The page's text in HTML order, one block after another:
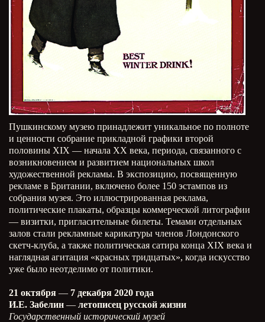
Пушкинскому музею принадлежит уникальное по полноте
и ценности собрание прикладной графики второй
половины XIX — начала XX века, периода, связанного с
возникновением и развитием национальных школ
художественной рекламы. В экспозицию, посвященную
рекламе в Британии, включено более 150 эстампов из
собрания музея. Это иллюстрированная реклама,
политические плакаты, образцы коммерческой литографии
— визитки, пригласительные билеты. Темами отдельных
залов стали рекламные карикатуры членов Лондонского
скетч-клуба, а также политическая сатира конца XIX века и
наглядная агитация «красных тридцатых», когда искусство
уже было неотделимо от политики.
21 октября — 7 декабря 2020 года
И.Е. Забелин — летописец русской жизни
Государственный исторический музей